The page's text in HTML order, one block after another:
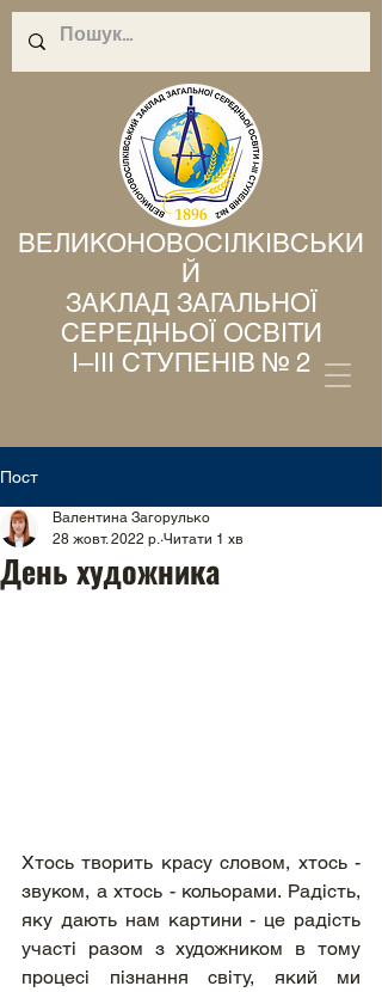
ВЕЛИКОНОВОСІЛКІВСЬКИ
Й
ЗАКЛАД ЗАГАЛЬНОЇ
СЕРЕДНЬОЇ ОСВІТИ
І–ІІІ СТУПЕНІВ № 2
Пост
День художника
Валентина Загорулько
28 жовт. 2022 р. Читати 1 хв
Хтось творить красу словом, хтось -
звуком, а хтось - кольорами. Радість,
яку дають нам картини - це радість
участі разом з художником в тому
процесі пізнання світу, який ми